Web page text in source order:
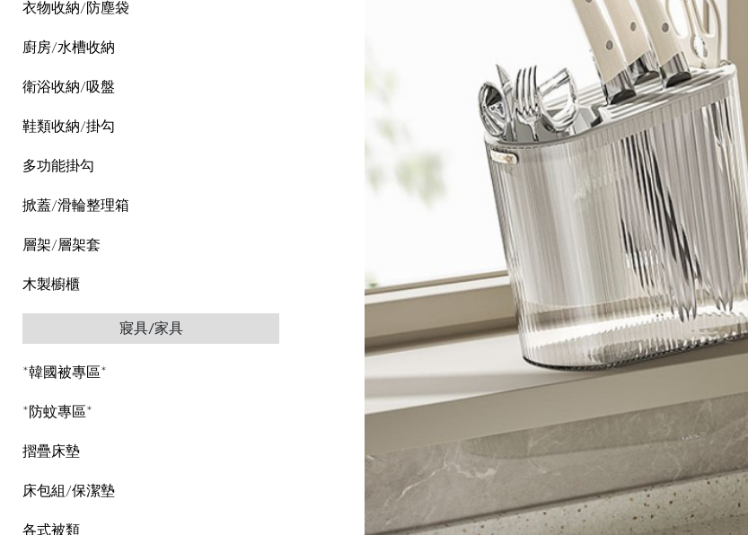
衣物收納/防塵袋
廚房/水槽收納
衛浴收納/吸盤
鞋類收納/掛勾
多功能掛勾
掀蓋/滑輪整理箱
層架/層架套
木製櫥櫃
寢具/家具
*韓國被專區*
*防蚊專區*
摺疊床墊
床包組/保潔墊
各式被類